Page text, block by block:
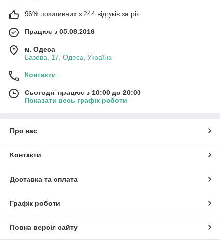
96% позитивних з 244 відгуків за рік
Працює з 05.08.2016
м. Одеса
Базова, 17, Одеса, Україна
Контакти
Сьогодні працює з 10:00 до 20:00
Показати весь графік роботи
Про нас
Контакти
Доставка та оплата
Графік роботи
Повна версія сайту